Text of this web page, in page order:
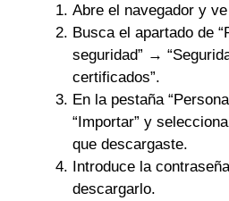
Abre el navegador y
Busca el apartado de
seguridad” →
certificados”.
En la pestaña
“Importar” y
que descargaste.
Introduce la
descargarlo.